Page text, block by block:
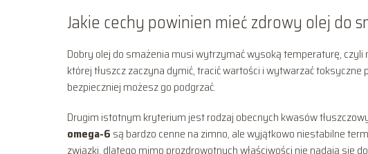
Jakie cechy powinien mieć zdrowy olej do
Dobry olej do smażenia musi wytrzymać wysoką temperaturę, czyli
której tłuszcz zaczyna dymić, tracić wartości i wytwarzać
bezpieczniej możesz go podgrzać.
Drugim istotnym kryterium jest rodzaj obecnych kwasów
omega-6 są bardzo cenne na zimno, ale wyjątkowo niestabilne
związki, dlatego mimo prozdrowotnych właściwości nie nadają się